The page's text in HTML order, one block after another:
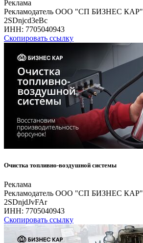
Реклама
Рекламодатель ООО "СП БИЗНЕС КАР"
2SDnjcd3eBc
ИНН: 7705040943
Скопировать ссылку
Очистка топливно-воздушной системы
Реклама
Рекламодатель ООО "СП БИЗНЕС КАР"
2SDnjdJvFAr
ИНН: 7705040943
Скопировать ссылку